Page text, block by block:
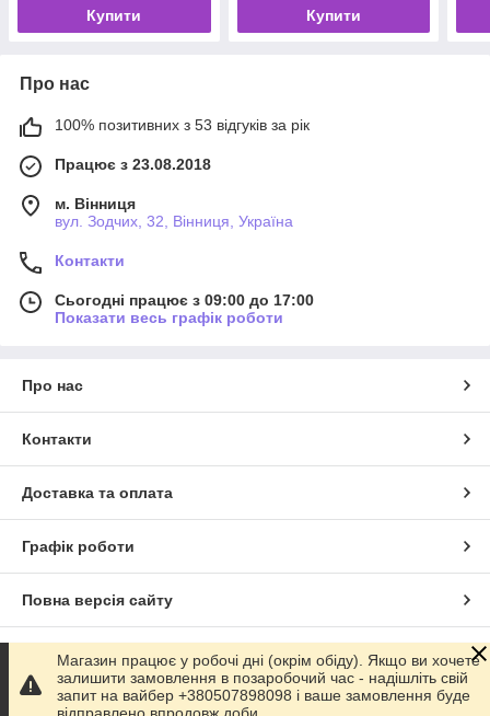
Купити Купити
Про нас
100% позитивних з 53 відгуків за рік
Працює з 23.08.2018
м. Вінниця
вул. Зодчих, 32, Вінниця, Україна
Контакти
Сьогодні працює з 09:00 до 17:00
Показати весь графік роботи
Про нас
Контакти
Доставка та оплата
Графік роботи
Повна версія сайту
Сайт створено на маркетплейсіProm.ua
Політика конфіденційності
Магазин працює у робочі дні (окрім обіду). Якщо ви хочете
залишити замовлення в позаробочий час - надішліть свій
запит на вайбер +380507898098 і ваше замовлення буде